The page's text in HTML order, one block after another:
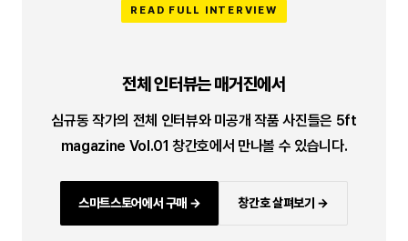
READ FULL INTERVIEW
전체 인터뷰는 매거진에서
심규동 작가의 전체 인터뷰와 미공개 작품 사진들은 5ft
magazine Vol.01 창간호에서 만나볼 수 있습니다.
스마트스토어에서 구매 → 창간호 살펴보기 →